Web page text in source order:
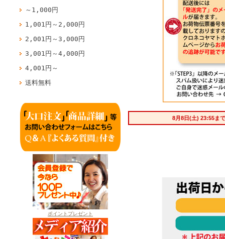
～1,000円
1,001円～2,000円
2,001円～3,000円
3,001円～4,000円
4,001円～
送料無料
ポイントプレゼント